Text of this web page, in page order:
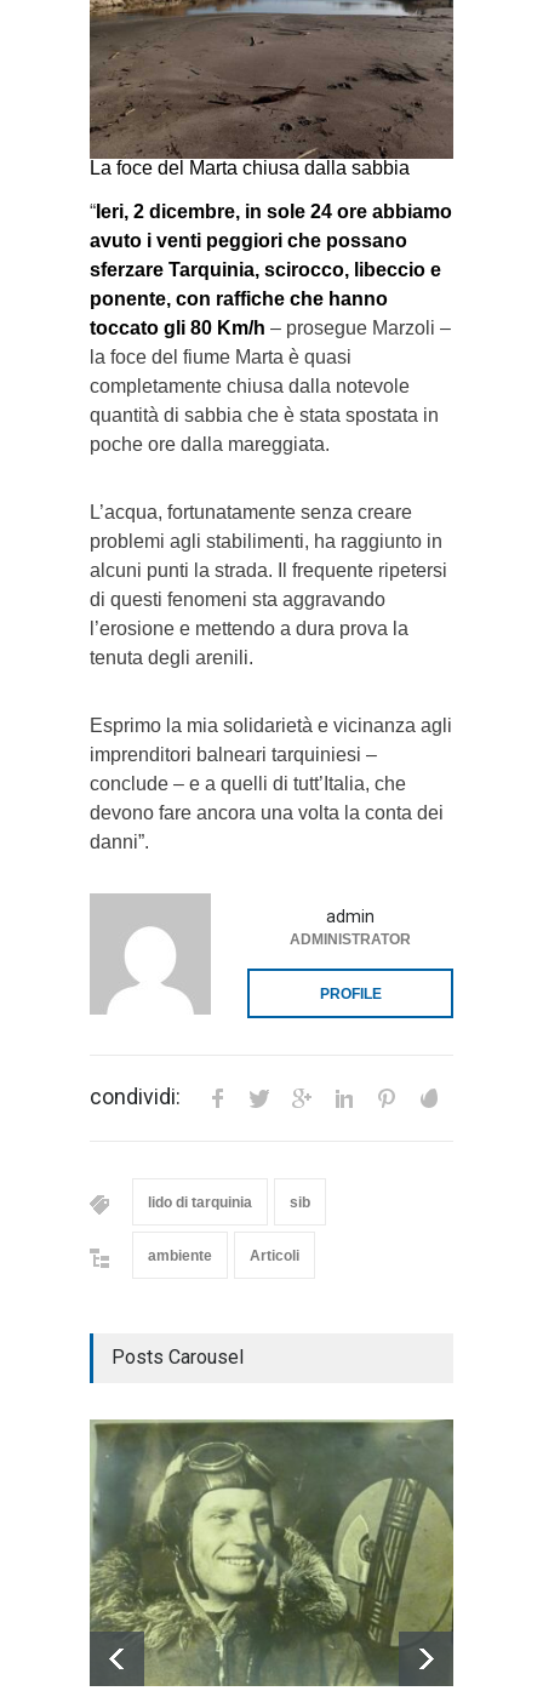
La foce del Marta chiusa dalla sabbia
“ Ieri, 2 dicembre, in sole 24 ore abbiamo
avuto i venti peggiori che possano
sferzare Tarquinia, scirocco, libeccio e
ponente, con raffiche che hanno
toccato gli 80 Km/h – prosegue Marzoli –
la foce del fiume Marta è quasi
completamente chiusa dalla notevole
quantità di sabbia che è stata spostata in
poche ore dalla mareggiata.
L’acqua, fortunatamente senza creare
problemi agli stabilimenti, ha raggiunto in
alcuni punti la strada. Il frequente ripetersi
di questi fenomeni sta aggravando
l’erosione e mettendo a dura prova la
tenuta degli arenili.
Esprimo la mia solidarietà e vicinanza agli
imprenditori balneari tarquiniesi –
conclude – e a quelli di tutt’Italia, che
devono fare ancora una volta la conta dei
danni”.
admin
ADMINISTRATOR
PROFILE
condividi:
lido di tarquinia sib
ambiente Articoli
Posts Carousel